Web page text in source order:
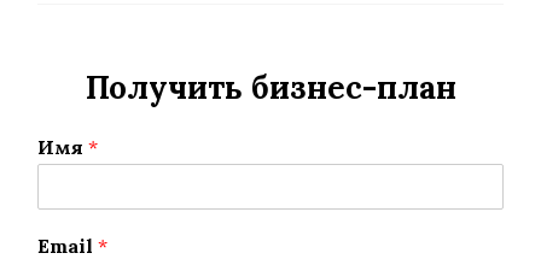
Получить бизнес-план
Имя*
Email*